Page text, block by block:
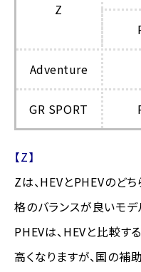
Z
Adventure
GR SPORT
【Z】
Zは、HEVとPHEVのど
格のバランスが良いモデ
PHEVは、HEVと比較
高くなりますが、国の補